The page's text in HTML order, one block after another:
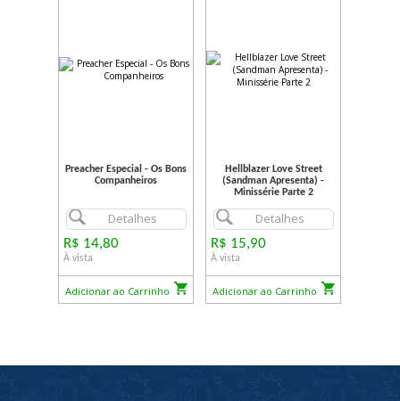
Preacher Especial - Os Bons
Companheiros
Detalhes
R$ 14,80
À vista
Adicionar ao Carrinho
Hellblazer Love Street
(Sandman Apresenta) -
Minissérie Parte 2
Detalhes
R$ 15,90
À vista
Adicionar ao Carrinho